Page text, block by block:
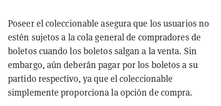
Poseer el coleccionable asegura que los usuarios no
estén sujetos a la cola general de compradores de
boletos cuando los boletos salgan a la venta. Sin
embargo, aún deberán pagar por los boletos a su
partido respectivo, ya que el coleccionable
simplemente proporciona la opción de compra.